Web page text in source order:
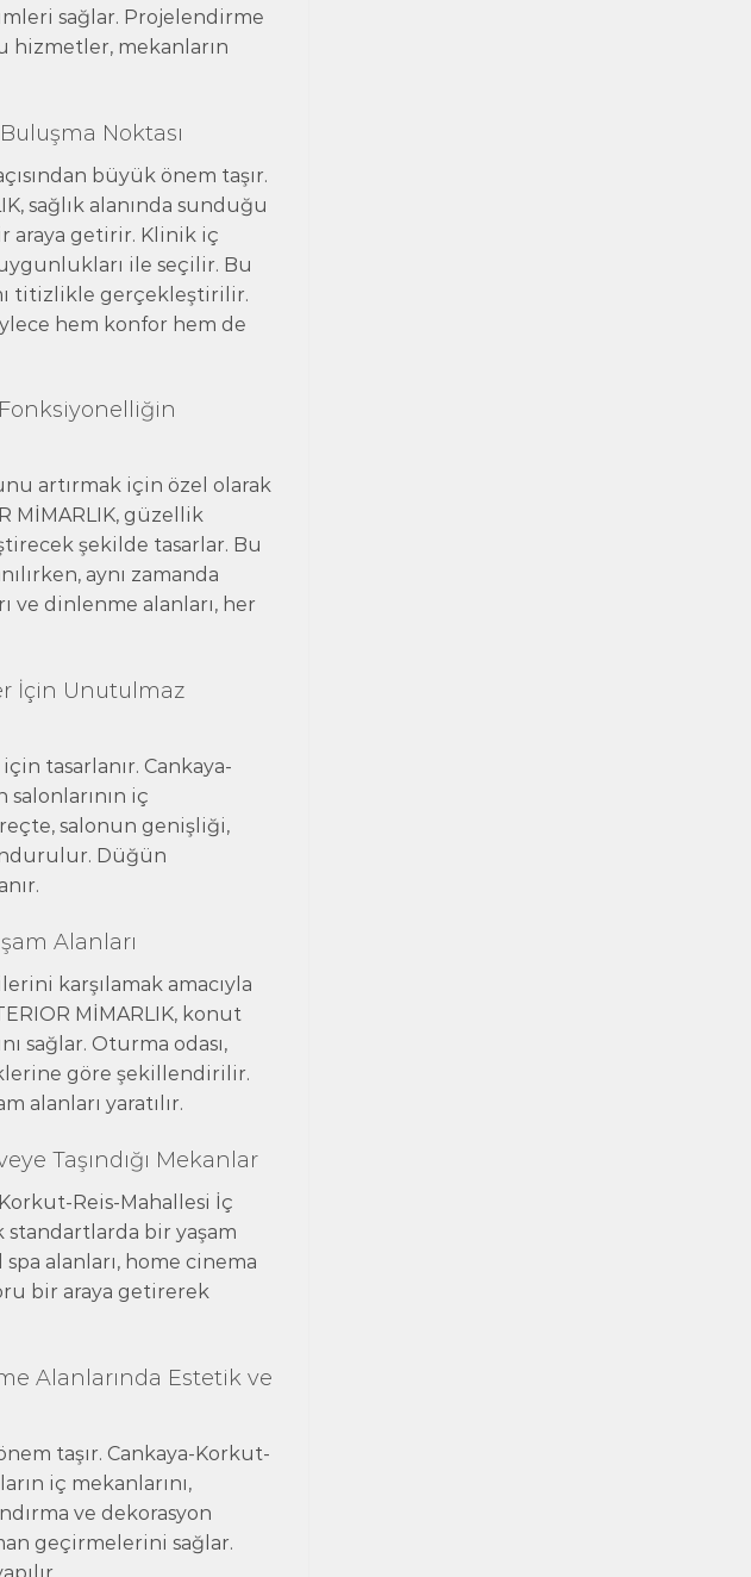
sağlar. Projelendirme
hizmetler, mekanların
Noktası
büyük önem taşır.
sağlık alanında sunduğu
araya getirir. Klinik iç
ile seçilir. Bu
titizlikle gerçekleştirilir.
hem konfor hem de
Fonksiyonelliğin
artırmak için özel olarak
MİMARLIK, güzellik
şekilde tasarlar. Bu
aynı zamanda
ve dinlenme alanları, her
İçin Unutulmaz
tasarlanır. Cankaya-
salonlarının iç
salonun genişliği,
Düğün
Alanları
karşılamak amacıyla
MİMARLIK, konut
sağlar. Oturma odası,
göre şekillendirilir.
alanları yaratılır.
Taşındığı Mekanlar
Reis-Mahallesi İç
standartlarda bir yaşam
alanları, home cinema
bir araya getirerek
Alanlarında Estetik ve
taşır. Cankaya-Korkut-
iç mekanlarını,
ve dekorasyon
geçirmelerini sağlar.